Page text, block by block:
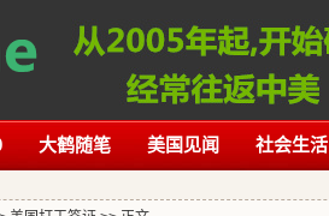
大鹤随笔 美国见闻 社会生活